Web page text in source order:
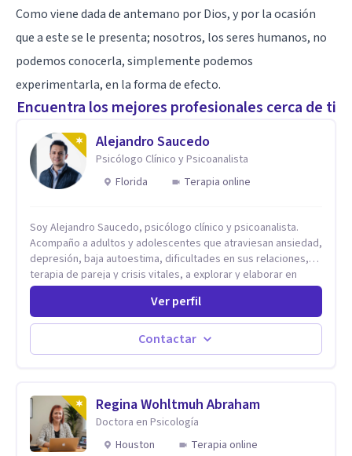
Como viene dada de antemano por Dios, y por la ocasión
que a este se le presenta; nosotros, los seres humanos, no
podemos conocerla, simplemente podemos
experimentarla, en la forma de efecto.
Encuentra los mejores profesionales cerca de ti
Alejandro Saucedo
Psicólogo Clínico y Psicoanalista
Florida
Terapia online
Soy Alejandro Saucedo, psicólogo clínico y psicoanalista.
Acompaño a adultos y adolescentes que atraviesan ansiedad,
depresión, baja autoestima, dificultades en sus relaciones,
terapia de pareja y crisis vitales, a explorar y elaborar en
profundidad los conflictos internos que generan malestar en
autoconocimiento y análisis, es posible acceder a las
historias personales, elaborar las experiencias del pasado y
resignificarlas, liberando su influencia para construir un futuro
esta conversación abierta y del trabajo analítico conjunto, se
exploran las vivencias que aún condicionan el presente, se les
otorga un nuevo sentido y se transforma su impacto
emocional. De esta forma, los pacientes logran mayor
Ver perfil
Contactar
Regina Wohltmuh Abraham
Doctora en Psicología
Houston
Terapia online